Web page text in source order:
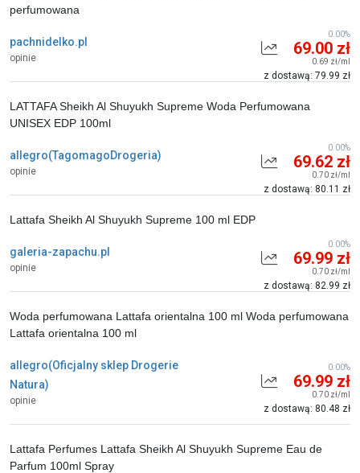
pachnidelko.pl
opinie
perfumowana
69.00 zł
0.69 zł/ml
z dostawą: 79.99 zł
0.00%
allegro(TagomagoDrogeria)
opinie
LATTAFA Sheikh Al Shuyukh Supreme Woda Perfumowana
UNISEX EDP 100ml
69.62 zł
0.70 zł/ml
z dostawą: 80.11 zł
0.00%
galeria-zapachu.pl
opinie
Lattafa Sheikh Al Shuyukh Supreme 100 ml EDP
69.99 zł
0.70 zł/ml
z dostawą: 82.99 zł
0.00%
allegro(Oficjalny sklep Drogerie
Natura)
opinie
Woda perfumowana Lattafa orientalna 100 ml Woda perfumowana
Lattafa orientalna 100 ml
69.99 zł
0.70 zł/ml
z dostawą: 80.48 zł
0.00%
Lattafa Perfumes Lattafa Sheikh Al Shuyukh Supreme Eau de
Parfum 100ml Spray